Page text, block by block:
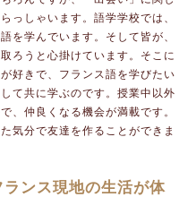
っしゃいます。語学学校では、
を学んでいます。そして皆が、
ろうと心掛けています。そこに
好きで、フランス語を学びたい
て共に学ぶのです。授業中以外
、仲良くなる機会が満載です。
気分で友達を作ることができま
ンス現地の生活が体